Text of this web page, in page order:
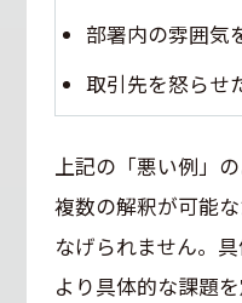
部署内の雰囲気
取引先を怒ら
上記の「悪い例」
複数の解釈が可能
なげられません。
より具体的な課題